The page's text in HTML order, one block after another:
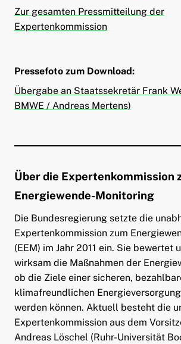
Zur gesamten Pressmitteilung der
Expertenkommission
Pressefoto zum Download:
Übergabe an Staatssekretär Frank
BMWE / Andreas Mertens)
Über die Expertenkommission
Energiewende-Monitoring
Die Bundesregierung setzte die
Expertenkommission zum
(EEM) im Jahr 2011 ein. Sie bewertet
wirksam die Maßnahmen der
ob die Ziele einer sicheren,
klimafreundlichen
werden können. Aktuell besteht die
Expertenkommission aus dem
Andreas Löschel (Ruhr-Universität